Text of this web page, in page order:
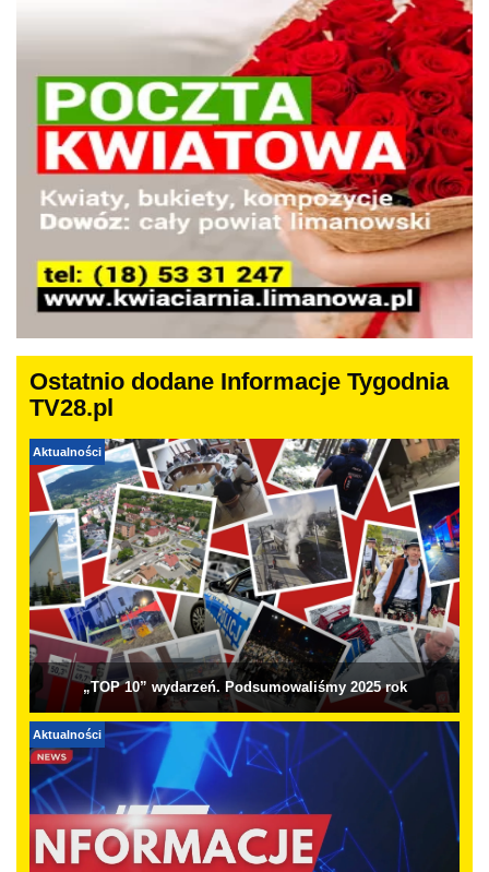
Ostatnio dodane Informacje Tygodnia
TV28.pl
Aktualności
„TOP 10” wydarzeń. Podsumowaliśmy 2025 rok
Aktualności